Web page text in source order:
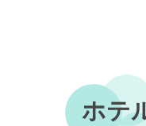
ホテ